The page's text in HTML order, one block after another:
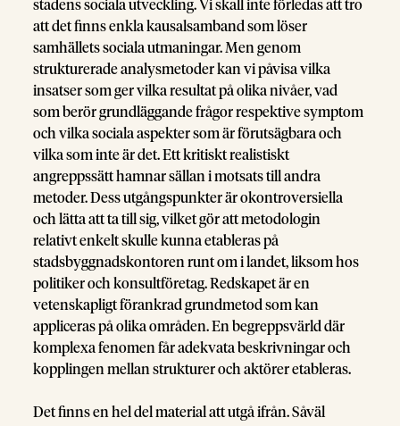
stadens sociala utveckling. Vi skall inte förledas att tro
att det finns enkla kausalsamband som löser
samhällets sociala utmaningar. Men genom
strukturerade analysmetoder kan vi påvisa vilka
insatser som ger vilka resultat på olika nivåer, vad
som berör grundläggande frågor respektive symptom
och vilka sociala aspekter som är förutsägbara och
vilka som inte är det. Ett kritiskt realistiskt
angreppssätt hamnar sällan i motsats till andra
metoder. Dess utgångspunkter är okontroversiella
och lätta att ta till sig, vilket gör att metodologin
relativt enkelt skulle kunna etableras på
stadsbyggnadskontoren runt om i landet, liksom hos
politiker och konsultföretag. Redskapet är en
vetenskapligt förankrad grundmetod som kan
appliceras på olika områden. En begreppsvärld där
komplexa fenomen får adekvata beskrivningar och
kopplingen mellan strukturer och aktörer etableras.
Det finns en hel del material att utgå ifrån. Såväl